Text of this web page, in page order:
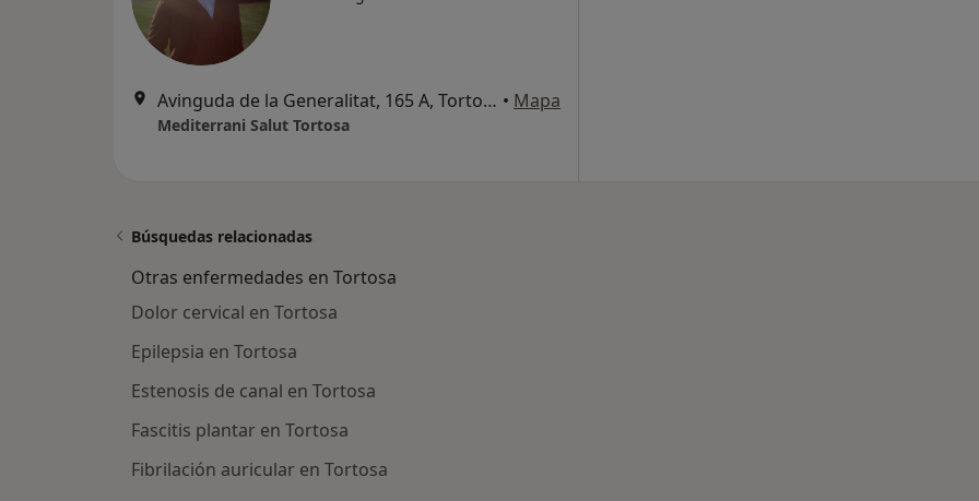
Avinguda de la Generalitat, 165 A, Tortosa • Mapa
Mediterrani Salut Tortosa
Búsquedas relacionadas
Otras enfermedades en Tortosa
Dolor cervical en Tortosa
Epilepsia en Tortosa
Estenosis de canal en Tortosa
Fascitis plantar en Tortosa
Fibrilación auricular en Tortosa